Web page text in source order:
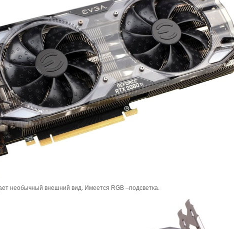
необычный внешний вид. Имеется RGB –подсветка.